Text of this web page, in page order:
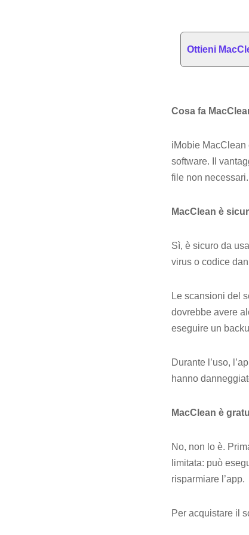
Ottieni
Cosa fa
iMobie MacClean
software. Il
file non
MacClean è
Sì, è sicuro da
virus o codice
Le scansioni del
dovrebbe avere
eseguire un
Durante l’uso,
hanno
MacClean è
No, non lo è.
limitata: può
risparmiare l’app.
Per acquistare il